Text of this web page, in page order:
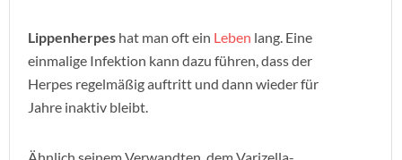
Lippenherpes hat man oft ein Leben lang. Eine
einmalige Infektion kann dazu führen, dass der
Herpes regelmäßig auftritt und dann wieder für
Jahre inaktiv bleibt.